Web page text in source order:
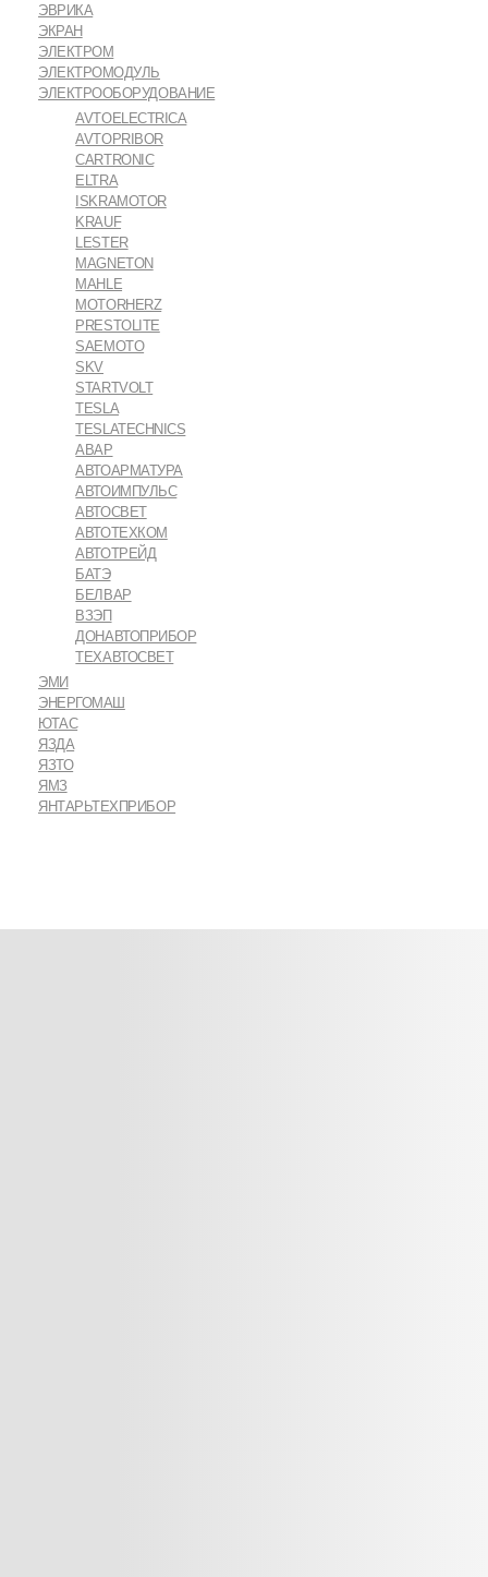
ЭВРИКА
ЭКРАН
ЭЛЕКТРОМ
ЭЛЕКТРОМОДУЛЬ
ЭЛЕКТРООБОРУДОВАНИЕ
AVTOELECTRICA
AVTOPRIBOR
CARTRONIC
ELTRA
ISKRAMOTOR
KRAUF
LESTER
MAGNETON
MAHLE
MOTORHERZ
PRESTOLITE
SAEMOTO
SKV
STARTVOLT
TESLA
TESLATECHNICS
АВАР
АВТОАРМАТУРА
АВТОИМПУЛЬС
АВТОСВЕТ
АВТОТЕХКОМ
АВТОТРЕЙД
БАТЭ
БЕЛВАР
ВЗЭП
ДОНАВТОПРИБОР
ТЕХАВТОСВЕТ
ЭМИ
ЭНЕРГОМАШ
ЮТАС
ЯЗДА
ЯЗТО
ЯМЗ
ЯНТАРЬТЕХПРИБОР